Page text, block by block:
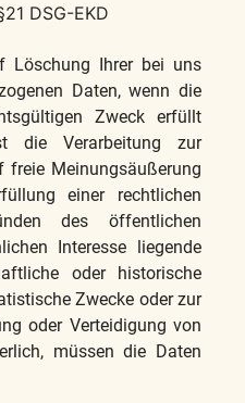
DSG-EKD
Löschung Ihrer bei uns
Daten, wenn die
Zweck erfüllt
die Verarbeitung zur
freie Meinungsäußerung
einer rechtlichen
des öffentlichen
Interesse liegende
oder historische
Zwecke oder zur
oder Verteidigung von
müssen die Daten